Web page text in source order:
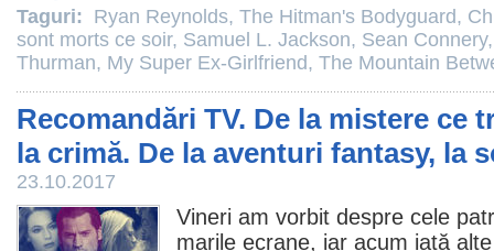
Taguri: Ryan Reynolds, The Hitman's Bodyguard,
sont morts ce soir, Samuel L. Jackson, Sean Connery
Thurman, My Super Ex-Girlfriend, The Mountain
Recomandări TV. De la mistere ce
la crimă. De la aventuri fantasy, la
23.10.2017
Vineri am vorbit despre cele
marile ecrane, iar acum iată